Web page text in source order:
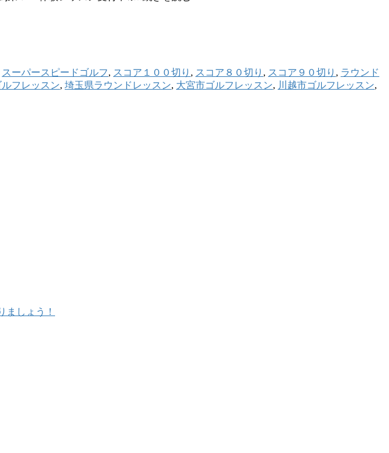
スーパースピードゴルフ, スコア１００切り , スコア８０切り , スコア９０切り , ラウンド
フレッスン, 埼玉県ラウンドレッスン, 大宮市ゴルフレッスン, 川越市ゴルフレッスン,
ましょう！